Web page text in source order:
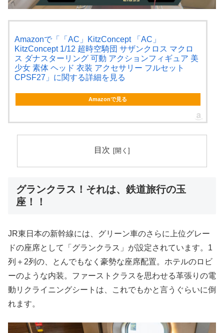
Amazonで「「AC」KitzConcept 「AC」
KitzConcept 1/12 超時空騎団 サザンクロス マクロ
ス ダナスターリング 可動 アクションフィギュア 美
少女 素体 ヘッド 衣装 アクセサリー フルセット
CPSF27」に関する詳細を見る
Amazonで見る
目次
グランクラス！それは、鉄道旅行の玉
座！！
JR東日本の新幹線には、グリーン車のさらに上位グレー
ドの座席として「グランクラス」が設定されています。1
列＋2列の、とんでもなく豪勢な座席配置。ホテルのロビ
ーのような内装。ファーストクラスを思わせる革張りの電
動リクライニングシートは、これでもかと言うぐらいに倒
れます。